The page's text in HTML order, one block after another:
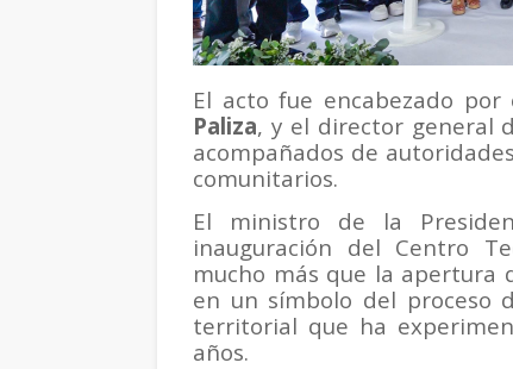
El acto fue encabezado
Paliza, y el director general
acompañados de
comunitarios.
El ministro de la
inauguración del Centro
mucho más que la apertura
en un símbolo del proceso
territorial que ha
años.